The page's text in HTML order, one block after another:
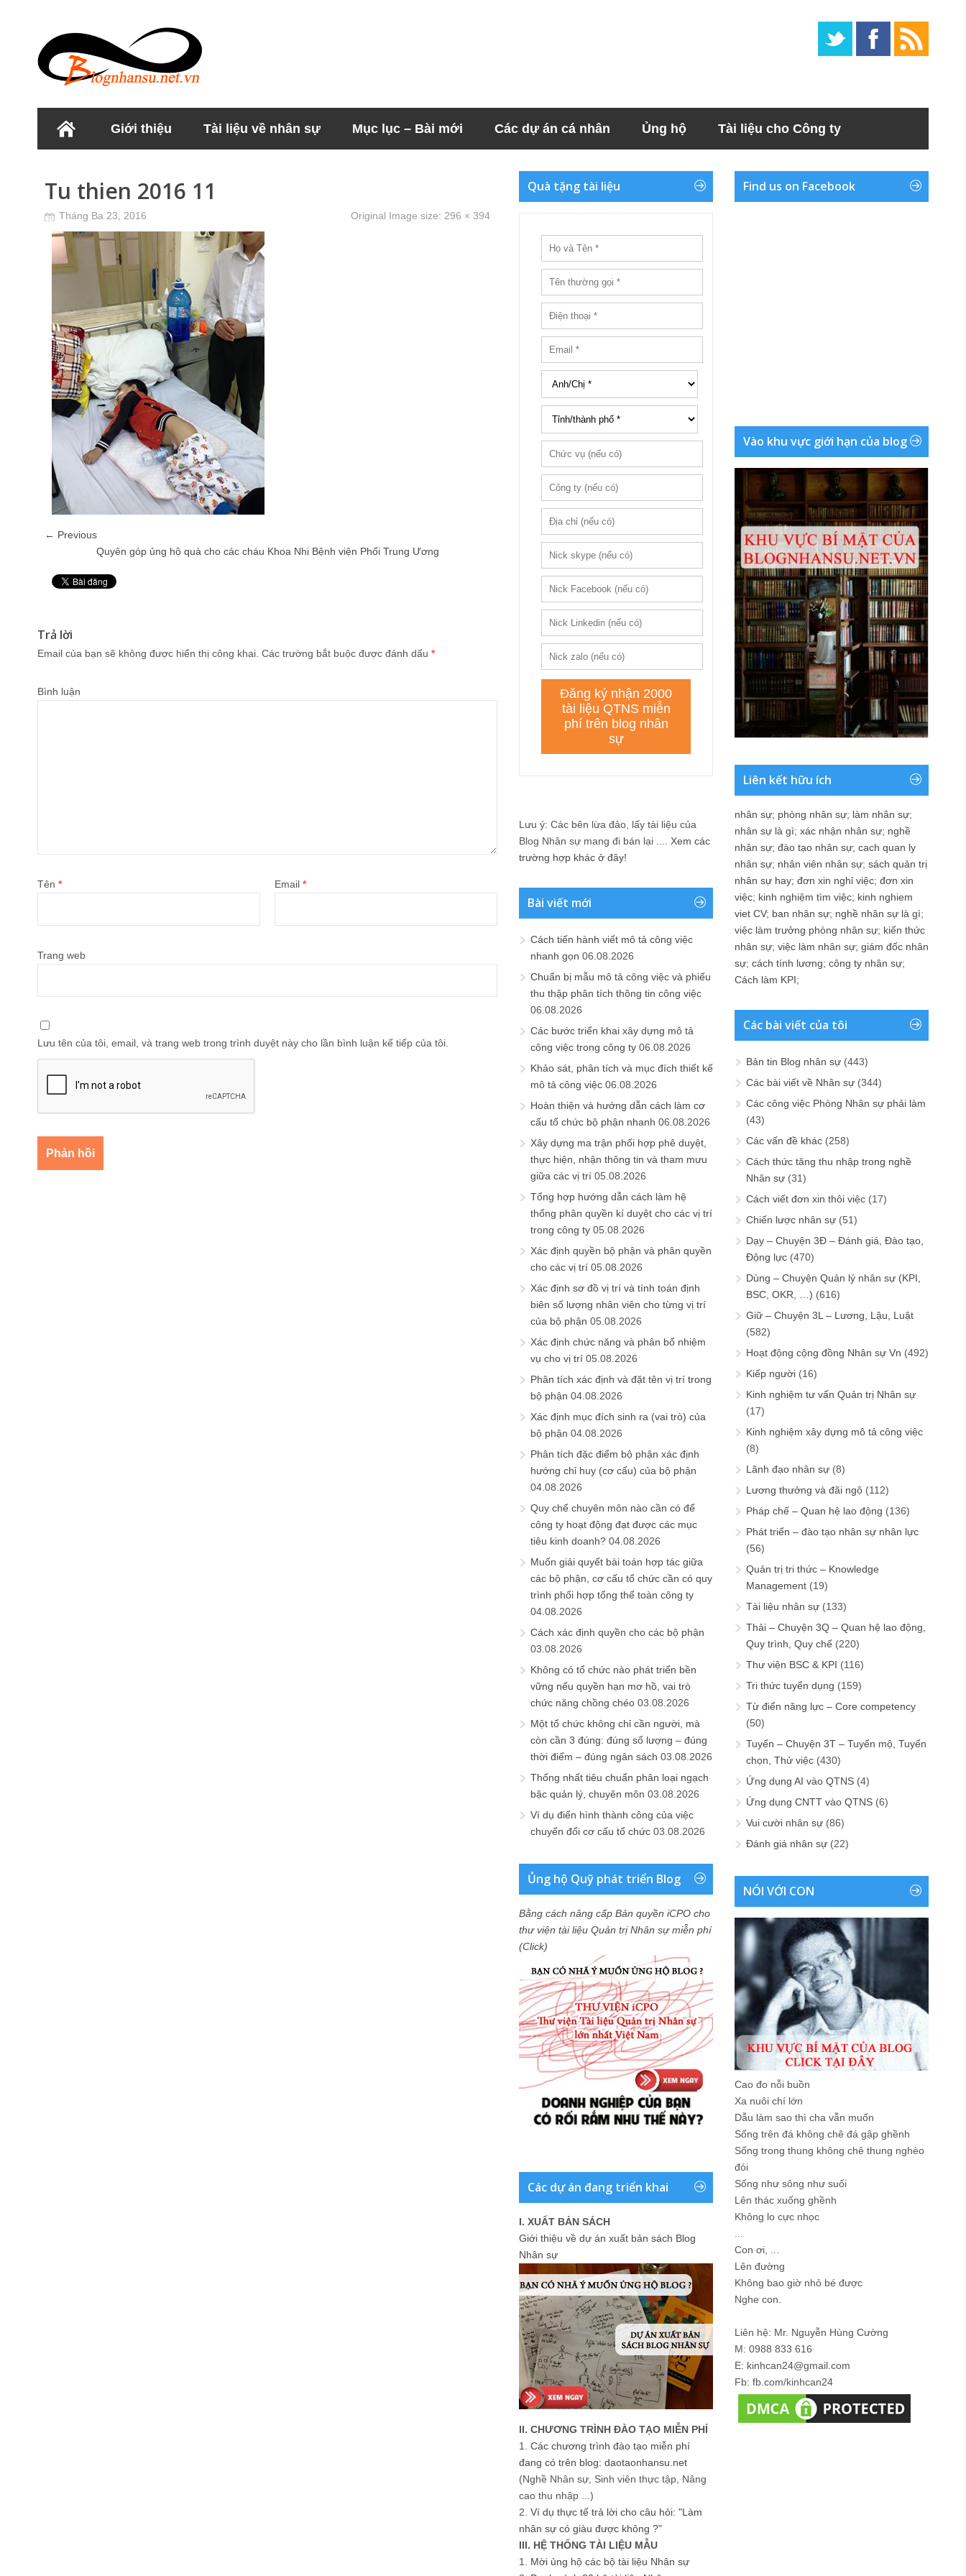
Giới thiệu Tài liệu về nhân sự Mục lục – Bài mới Các dự án cá nhân Ủng hộ Tài liệu cho Công ty
Tu thien 2016 11
Tháng Ba 23, 2016 Original Image size: 296 × 394
← Previous
Quyên góp ủng hộ quà cho các cháu Khoa Nhi Bệnh viện Phổi Trung Ương
Trả lời
Email của bạn sẽ không được hiển thị công khai. Các trường bắt buộc được đánh dấu *
Bình luận
Tên * Email *
Trang web
Lưu tên của tôi, email, và trang web trong trình duyệt này cho lần bình luận kế tiếp của tôi.
Quà tặng tài liệu
Lưu ý: Các bên lừa đảo, lấy tài liệu của
Blog Nhân sự mang đi bán lại .... Xem các
trường hợp khác ở đây!
Bài viết mới
Cách tiến hành viết mô tả công việc
nhanh gọn 06.08.2026
Chuẩn bị mẫu mô tả công việc và phiếu
thu thập phân tích thông tin công việc
06.08.2026
Các bước triển khai xây dựng mô tả
công việc trong công ty 06.08.2026
Khảo sát, phân tích và mục đích thiết kế
mô tả công việc 06.08.2026
Hoàn thiện và hướng dẫn cách làm cơ
cấu tổ chức bộ phận nhanh 06.08.2026
Xây dựng ma trận phối hợp phê duyệt,
thực hiện, nhận thông tin và tham mưu
giữa các vị trí 05.08.2026
Tổng hợp hướng dẫn cách làm hệ
thống phân quyền kí duyệt cho các vị trí
trong công ty 05.08.2026
Xác định quyền bộ phận và phân quyền
cho các vị trí 05.08.2026
Xác định sơ đồ vị trí và tính toán định
biên số lượng nhân viên cho từng vị trí
của bộ phận 05.08.2026
Xác định chức năng và phân bổ nhiệm
vụ cho vị trí 05.08.2026
Phân tích xác định và đặt tên vị trí trong
bộ phận 04.08.2026
Xác định mục đích sinh ra (vai trò) của
bộ phận 04.08.2026
Phân tích đặc điểm bộ phận xác định
hướng chỉ huy (cơ cấu) của bộ phận
04.08.2026
Quy chế chuyên môn nào cần có để
công ty hoạt động đạt được các mục
tiêu kinh doanh? 04.08.2026
Muốn giải quyết bài toán hợp tác giữa
các bộ phận, cơ cấu tổ chức cần có quy
trình phối hợp tổng thể toàn công ty
04.08.2026
Cách xác định quyền cho các bộ phận
03.08.2026
Không có tổ chức nào phát triển bền
vững nếu quyền hạn mơ hồ, vai trò
chức năng chồng chéo 03.08.2026
Một tổ chức không chỉ cần người, mà
còn cần 3 đúng: đúng số lượng – đúng
thời điểm – đúng ngân sách 03.08.2026
Thống nhất tiêu chuẩn phân loại ngạch
bậc quản lý, chuyên môn 03.08.2026
Ví dụ điển hình thành công của việc
chuyển đổi cơ cấu tổ chức 03.08.2026
Ủng hộ Quỹ phát triển Blog
Bằng cách nâng cấp Bản quyền iCPO cho
thư viện tài liệu Quản trị Nhân sự miễn phí
(Click)
Các dự án đang triển khai
I. XUẤT BẢN SÁCH
Giới thiệu về dự án xuất bản sách Blog
Nhân sự
II. CHƯƠNG TRÌNH ĐÀO TẠO MIỄN PHÍ
1. Các chương trình đào tạo miễn phí
đang có trên blog: daotaonhansu.net
(Nghề Nhân sự, Sinh viên thực tập, Nâng
cao thu nhập ...)
2. Ví dụ thực tế trả lời cho câu hỏi: "Làm
nhân sự có giàu được không ?"
III. HỆ THỐNG TÀI LIỆU MẪU
1. Mời ủng hộ các bộ tài liệu Nhân sự
Find us on Facebook
Vào khu vực giới hạn của blog
Liên kết hữu ích
nhân sự; phòng nhân sự; làm nhân sự;
nhân sự là gì; xác nhận nhân sự; nghề
nhân sự; đào tạo nhân sự; cach quan ly
nhân sự; nhân viên nhân sự; sách quản trị
nhân sự hay; đơn xin nghỉ việc; đơn xin
việc; kinh nghiệm tìm việc; kinh nghiem
viet CV; ban nhân sự; nghề nhân sự là gì;
việc làm trưởng phòng nhân sự; kiến thức
nhân sự; việc làm nhân sự; giám đốc nhân
sự; cách tính lương; công ty nhân sự;
Cách làm KPI;
Các bài viết của tôi
Bản tin Blog nhân sự (443)
Các bài viết về Nhân sự (344)
Các công việc Phòng Nhân sự phải làm
(43)
Các vấn đề khác (258)
Cách thức tăng thu nhập trong nghề
Nhân sự (31)
Cách viết đơn xin thôi việc (17)
Chiến lược nhân sự (51)
Dạy – Chuyện 3Đ – Đánh giá, Đào tạo,
Động lực (470)
Dùng – Chuyện Quản lý nhân sự (KPI,
BSC, OKR, …) (616)
Giữ – Chuyện 3L – Lương, Lậu, Luật
(582)
Hoạt động cộng đồng Nhân sự Vn (492)
Kiếp người (16)
Kinh nghiệm tư vấn Quản trị Nhân sự
(17)
Kinh nghiệm xây dựng mô tả công việc
(8)
Lãnh đạo nhân sự (8)
Lương thưởng và đãi ngộ (112)
Pháp chế – Quan hệ lao động (136)
Phát triển – đào tạo nhân sự nhân lực
(56)
Quản trị tri thức – Knowledge
Management (19)
Tài liệu nhân sự (133)
Thải – Chuyện 3Q – Quan hệ lao động,
Quy trình, Quy chế (220)
Thư viện BSC & KPI (116)
Tri thức tuyển dụng (159)
Từ điển năng lực – Core competency
(50)
Tuyển – Chuyện 3T – Tuyển mộ, Tuyển
chọn, Thử việc (430)
Ứng dụng AI vào QTNS (4)
Ứng dụng CNTT vào QTNS (6)
Vui cười nhân sự (86)
Đánh giá nhân sự (22)
NÓI VỚI CON
Cao đo nỗi buồn
Xa nuôi chí lớn
Dẫu làm sao thì cha vẫn muốn
Sống trên đá không chê đá gập ghềnh
Sống trong thung không chê thung nghèo
đói
Sống như sông như suối
Lên thác xuống ghềnh
Không lo cực nhọc
Con ơi, ...
Lên đường
Không bao giờ nhỏ bé được
Nghe con.
Liên hệ: Mr. Nguyễn Hùng Cường
M: 0988 833 616
E: kinhcan24@gmail.com
Fb: fb.com/kinhcan24